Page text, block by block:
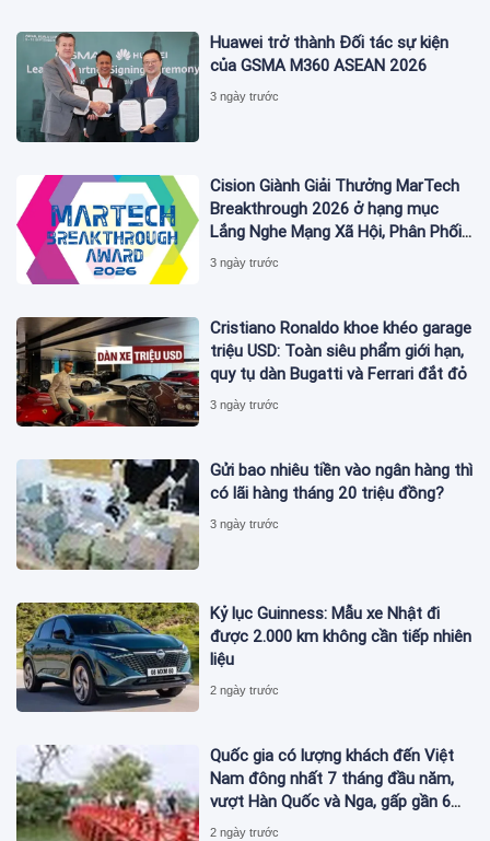
Ý.
Huawei trở thành Đối tác sự kiện
của GSMA M360 ASEAN 2026
3 ngày trước
Cision Giành Giải Thưởng MarTech
Breakthrough 2026 ở hạng mục
Lắng Nghe Mạng Xã Hội, Phân Phối
Thông Cáo Báo Chí và Tối Ưu Hóa
3 ngày trước
Cristiano Ronaldo khoe khéo garage
triệu USD: Toàn siêu phẩm giới hạn,
quy tụ dàn Bugatti và Ferrari đắt đỏ
3 ngày trước
Gửi bao nhiêu tiền vào ngân hàng thì
có lãi hàng tháng 20 triệu đồng?
3 ngày trước
Kỷ lục Guinness: Mẫu xe Nhật đi
được 2.000 km không cần tiếp nhiên
liệu
2 ngày trước
Quốc gia có lượng khách đến Việt
Nam đông nhất 7 tháng đầu năm,
vượt Hàn Quốc và Nga, gấp gần 6
lần Ấn Độ
2 ngày trước